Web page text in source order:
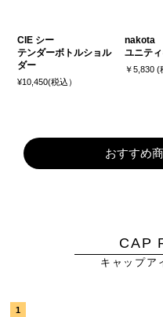
CIE シー
テンダーボトルショル
ダー
¥10,450(税込）
nakota
ユニテ
￥5,830 (
おすすめ
CAP
キャップア